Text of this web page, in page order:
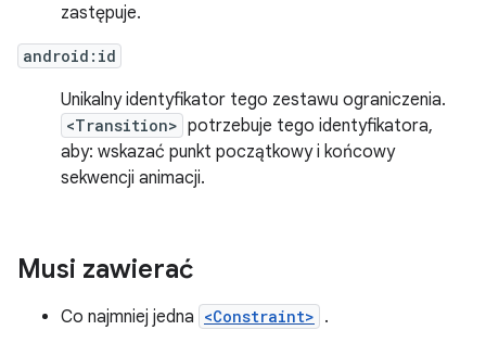
zastępuje.
android:id
Unikalny identyfikator tego zestawu ograniczenia.
<Transition> potrzebuje tego identyfikatora,
aby: wskazać punkt początkowy i końcowy
sekwencji animacji.
Musi zawierać
Co najmniej jedna <Constraint> .